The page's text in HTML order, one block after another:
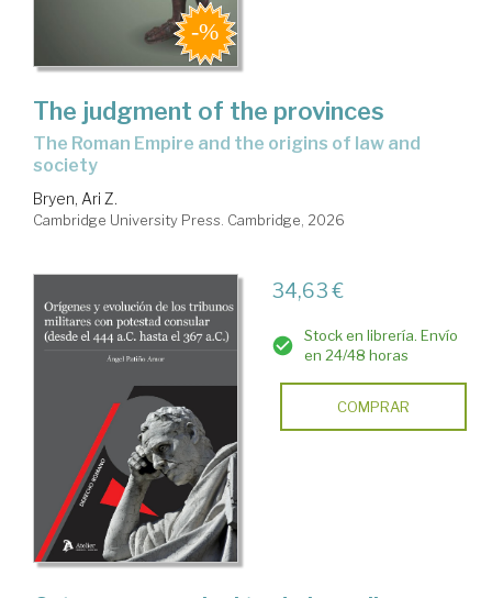
The judgment of the provinces
the Roman Empire and the origins of law and
society
Bryen, Ari Z.
Cambridge University Press. Cambridge, 2026
34,63 €
Stock en librería. Envío
en 24/48 horas
COMPRAR